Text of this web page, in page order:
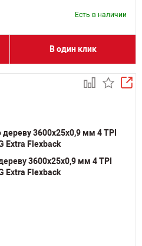
Есть в наличии
В один клик
3600х25х0,9 мм 4 TPI
Extra Flexback